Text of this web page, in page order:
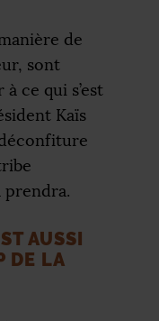
de
sont
ce qui s’est
Kaïs
prendra.
AUSSI
DE LA